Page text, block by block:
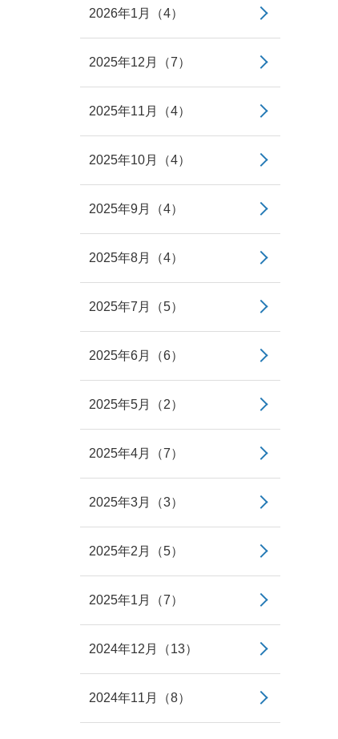
2026年1月（4）
2025年12月（7）
2025年11月（4）
2025年10月（4）
2025年9月（4）
2025年8月（4）
2025年7月（5）
2025年6月（6）
2025年5月（2）
2025年4月（7）
2025年3月（3）
2025年2月（5）
2025年1月（7）
2024年12月（13）
2024年11月（8）